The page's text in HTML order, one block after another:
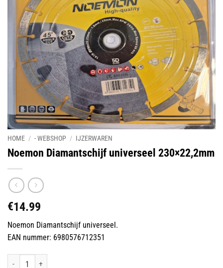
HOME / - WEBSHOP / IJZERWAREN
Noemon Diamantschijf universeel 230×22,2mm
€14.99
Noemon Diamantschijf universeel.
EAN nummer: 6980576712351
Noemon Diamantschijf universeel 230x22,2mm aantal